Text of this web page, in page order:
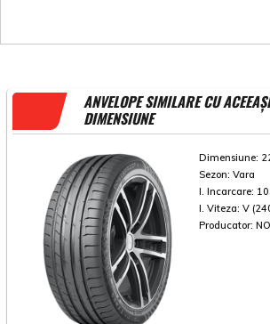
ANVELOPE SIMILARE CU ACEEAȘI
DIMENSIUNE
Dimensiune:
Sezon: Vara
I. Incarcare:
I. Viteza: V
Producator: